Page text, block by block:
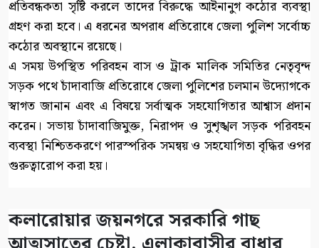
প্রতিবন্ধকতা সৃষ্টি করলে তাদের বিরুদ্ধে আইনানুগ কঠোর ব্যবস্থা
গ্রহণ করা হবে। এ ধরনের অপরাধ প্রতিরোধে জেলা পুলিশ সর্বোচ্চ
কঠোর অবস্থানে রয়েছে।
এ সময় উপস্থিত পরিবহন বাস ও ট্রাক মালিক সমিতির নেতৃবৃন্দ
সড়ক পথে চাঁদাবাজি প্রতিরোধে জেলা পুলিশের চলমান উদ্যোগকে
স্বাগত জানান এবং এ বিষয়ে সর্বাত্মক সহযোগিতার আশ্বাস প্রদান
করেন। সভায় চাঁদাবাজিমুক্ত, নিরাপদ ও সুশৃঙ্খল সড়ক পরিবহন
ব্যবস্থা নিশ্চিতকরণে পারস্পরিক সমন্বয় ও সহযোগিতা বৃদ্ধির ওপর
গুরুত্বারোপ করা হয়।
কলারোয়ার জয়নগরে সরকারি গাছ